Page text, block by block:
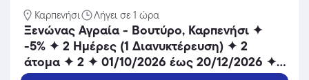
Καρπενήσι Λήγει σε 1 ώρα
Ξενώνας Αγραία - Βουτύρο, Καρπενήσι ✦
-5% ✦ 2 Ημέρες (1 Διανυκτέρευση) ✦ 2
άτομα ✦ 2 ✦ 01/10/2026 έως 20/12/2026 ✦